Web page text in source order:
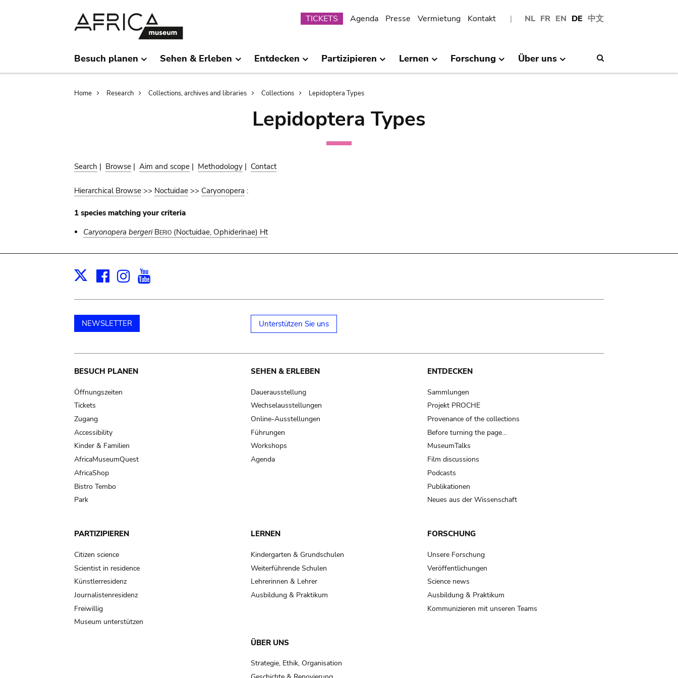
NL FR EN DE 中文
Submenu
TICKETS Agenda Presse Vermietung Kontakt
Besuch planen Sehen & Erleben Entdecken Partizipieren Lernen Forschung Über uns
Breadcrumb
Home Research Collections, archives and libraries Collections Lepidoptera Types
Lepidoptera Types
Search | Browse | Aim and scope | Methodology | Contact
Hierarchical Browse >> Noctuidae >> Caryonopera :
1 species matching your criteria
Caryonopera bergeri Berio (Noctuidae, Ophiderinae) Ht
X Facebook
Instagram
NEWSLETTER Unterstützen Sie uns
Main
navigation
BESUCH PLANEN
Öffnungszeiten
Tickets
Zugang
Accessibility
Kinder & Familien
AfricaMuseumQuest
AfricaShop
Bistro Tembo
Park
SEHEN & ERLEBEN
Dauerausstellung
Wechselausstellungen
Online-Ausstellungen
Führungen
Workshops
Agenda
ENTDECKEN
Sammlungen
Projekt PROCHE
Provenance of the collections
Before turning the page…
MuseumTalks
Film discussions
Podcasts
Publikationen
Neues aus der Wissenschaft
PARTIZIPIEREN
Citizen science
Scientist in residence
Künstlerresidenz
Journalistenresidenz
Freiwillig
Museum unterstützen
LERNEN
Kindergarten & Grundschulen
Weiterführende Schulen
Lehrerinnen & Lehrer
Ausbildung & Praktikum
FORSCHUNG
Unsere Forschung
Veröffentlichungen
Science news
Ausbildung & Praktikum
Kommunizieren mit unseren Teams
ÜBER UNS
Strategie, Ethik, Organisation